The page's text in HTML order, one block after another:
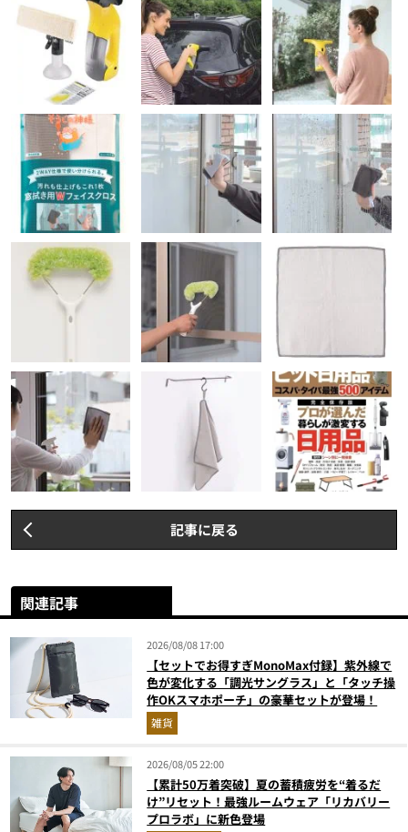
記事に戻る
関連記事
2026/08/08 17:00
【セットでお得すぎMonoMax付録】紫外線で
色が変化する「調光サングラス」と「タッチ操
作OKスマホポーチ」の豪華セットが登場！
雑貨
2026/08/05 22:00
【累計50万着突破】夏の蓄積疲労を“着るだ
け”リセット！最強ルームウェア「リカバリー
プロラボ」に新色登場